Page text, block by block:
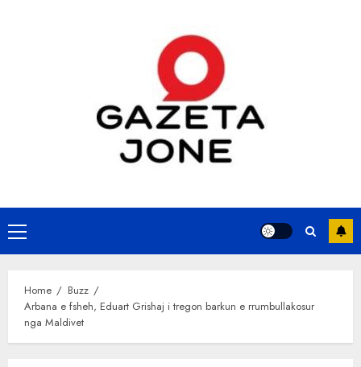
Primary
Menu
Home
Buzz
Arbana e fsheh, Eduart Grishaj i tregon barkun e rrumbullakosur
nga Maldivet